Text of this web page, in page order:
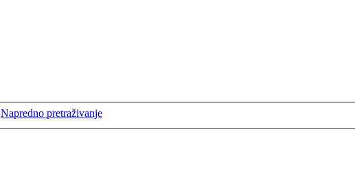
Napredno pretraživanje